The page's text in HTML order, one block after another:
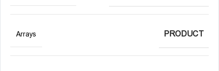
PRODUCT
Arrays